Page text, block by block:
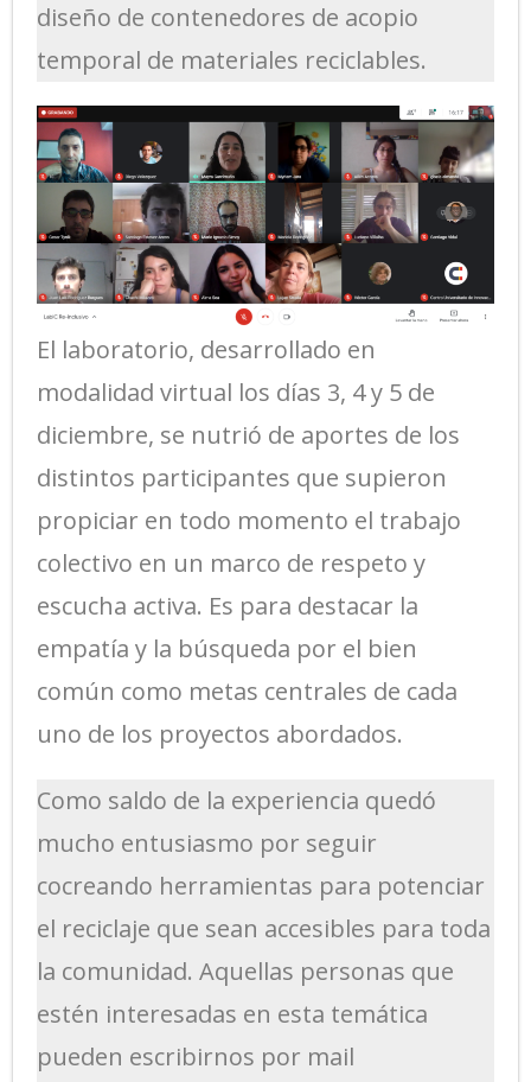
diseño de contenedores de acopio
temporal de materiales reciclables.
El laboratorio, desarrollado en
modalidad virtual los días 3, 4 y 5 de
diciembre, se nutrió de aportes de los
distintos participantes que supieron
propiciar en todo momento el trabajo
colectivo en un marco de respeto y
escucha activa. Es para destacar la
empatía y la búsqueda por el bien
común como metas centrales de cada
uno de los proyectos abordados.
Como saldo de la experiencia quedó
mucho entusiasmo por seguir
cocreando herramientas para potenciar
el reciclaje que sean accesibles para toda
la comunidad. Aquellas personas que
estén interesadas en esta temática
pueden escribirnos por mail